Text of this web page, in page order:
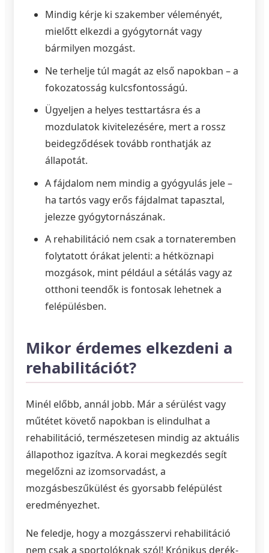
Mindig kérje ki szakember véleményét,
mielőtt elkezdi a gyógytornát vagy
bármilyen mozgást.
Ne terhelje túl magát az első napokban – a
fokozatosság kulcsfontosságú.
Ügyeljen a helyes testtartásra és a
mozdulatok kivitelezésére, mert a rossz
beidegződések tovább ronthatják az
állapotát.
A fájdalom nem mindig a gyógyulás jele –
ha tartós vagy erős fájdalmat tapasztal,
jelezze gyógytornászának.
A rehabilitáció nem csak a tornateremben
folytatott órákat jelenti: a hétköznapi
mozgások, mint például a sétálás vagy az
otthoni teendők is fontosak lehetnek a
felépülésben.
Mikor érdemes elkezdeni a
rehabilitációt?
Minél előbb, annál jobb. Már a sérülést vagy
műtétet követő napokban is elindulhat a
rehabilitáció, természetesen mindig az aktuális
állapothoz igazítva. A korai megkezdés segít
megelőzni az izomsorvadást, a
mozgásbeszűkülést és gyorsabb felépülést
eredményezhet.
Ne feledje, hogy a mozgásszervi rehabilitáció
nem csak a sportolóknak szól! Krónikus derék-